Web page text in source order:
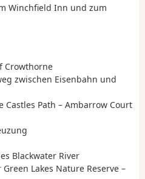
Winchfield Inn und zum
Crowthorne
zwischen Eisenbahn und
Castles Path – Ambarrow Court
Blackwater River
Lakes Nature Reserve –